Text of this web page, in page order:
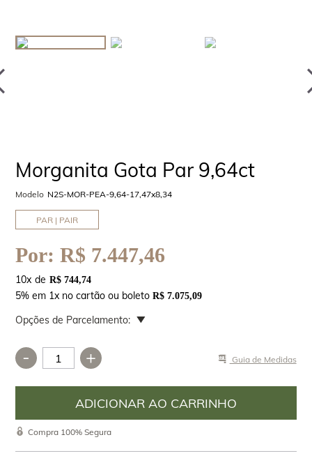
Morganita Gota Par 9,64ct
Modelo N2S-MOR-PEA-9,64-17,47x8,34
PAR | PAIR
Por:R$ 7.447,46
10x R$ 744,74
5% em 1x no cartão ou boletoR$ 7.075,09
Opções de Parcelamento:
- + Guia de Medidas
Compra 100% Segura